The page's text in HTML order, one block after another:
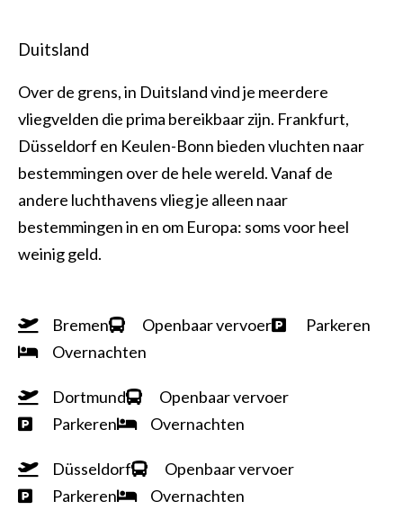
Duitsland
Over de grens, in Duitsland vind je meerdere
vliegvelden die prima bereikbaar zijn. Frankfurt,
Düsseldorf en Keulen-Bonn bieden vluchten naar
bestemmingen over de hele wereld. Vanaf de
andere luchthavens vlieg je alleen naar
bestemmingen in en om Europa: soms voor heel
weinig geld.
Bremen Openbaar vervoer
Parkeren
Overnachten
Dortmund
Openbaar vervoer
Parkeren
Overnachten
Düsseldorf
Openbaar vervoer
Parkeren
Overnachten